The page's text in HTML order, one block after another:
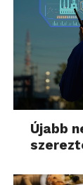
Újabb